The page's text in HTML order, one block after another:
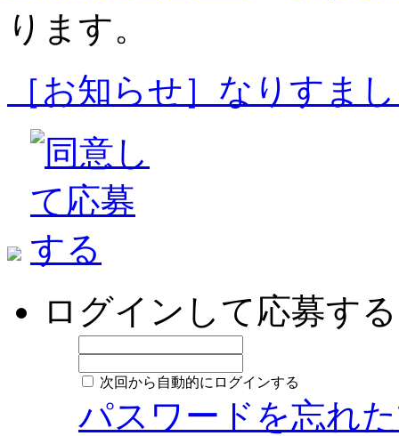
ります。
［お知らせ］なりすま
ログインして応募する
次回から自動的にログインする
パスワードを忘れ